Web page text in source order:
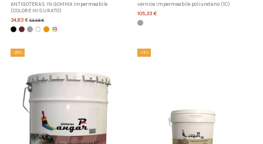
ANTIGOTERAS IN GOMMA Impermeabile
(COLORE MISURATO)
34,83 €53,58 €
vernice impermeabile poliuretano (1C)
105,33 €
-20% -15%